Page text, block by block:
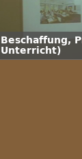
Beschaffung,
Unterricht)